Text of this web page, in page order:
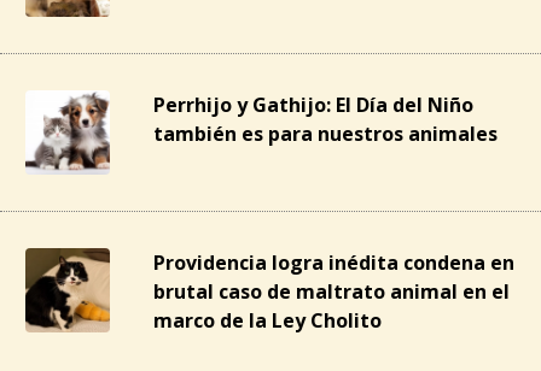
Perrhijo y Gathijo: El Día del Niño
también es para nuestros animales
Providencia logra inédita condena en
brutal caso de maltrato animal en el
marco de la Ley Cholito